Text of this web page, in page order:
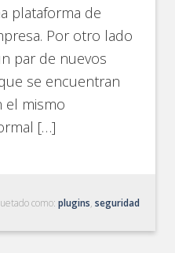
plataforma de
Por otro lado
par de nuevos
se encuentran
el mismo
[…]
como: plugins, seguridad